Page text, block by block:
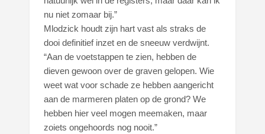
nu niet zomaar bij.”
Mlodzick houdt zijn hart vast als straks de
dooi definitief inzet en de sneeuw verdwijnt.
“Aan de voetstappen te zien, hebben de
dieven gewoon over de graven gelopen. Wie
weet wat voor schade ze hebben aangericht
aan de marmeren platen op de grond? We
hebben hier veel mogen meemaken, maar
zoiets ongehoords nog nooit.”